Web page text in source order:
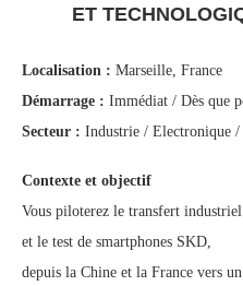
ET
Localisation : Marseille, France
Démarrage : Immédiat / Dès que
Secteur : Industrie / Electronique
Contexte et objectif
Vous piloterez le transfert
et le test de smartphones SKD,
depuis la Chine et la France vers